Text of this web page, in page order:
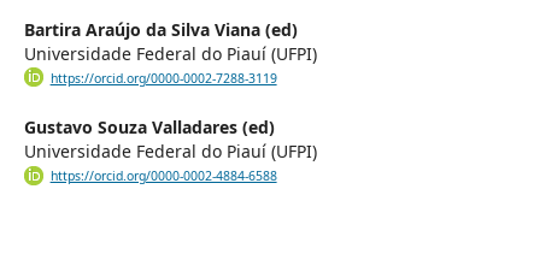
Bartira Araújo da Silva Viana (ed)
Universidade Federal do Piauí (UFPI)
https://orcid.org/0000-0002-7288-3119
Gustavo Souza Valladares (ed)
Universidade Federal do Piauí (UFPI)
https://orcid.org/0000-0002-4884-6588